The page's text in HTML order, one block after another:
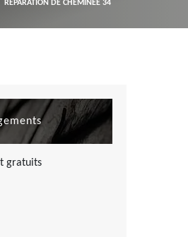
RÉPARATION DE CHEMINÉE 34
gratuits